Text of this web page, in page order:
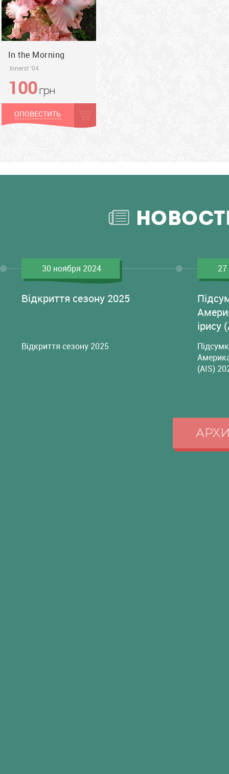
In the Morning
Innerst '04
грн
100грн
ОПОВЕСТИТЬ
30 ноября 2024
Відкриття сезону 2025
Відкриття сезону 2025
ірису
(AIS)